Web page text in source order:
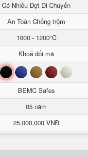
Có Nhiều Đợt Di Chuyển
An Toàn Chống trộm
1000 - 1200°C
Khoá đổi mã
Đen Xanh Nâu Đỏ Trắng
BEMC Safes
05 năm
25,000,000 VNĐ